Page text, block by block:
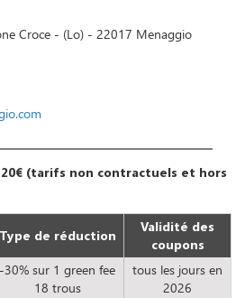
Croce - (Lo) - 22017 Menaggio
(tarifs non contractuels et hors
Type de réduction
Validité des
coupons
-30% sur 1 green fee
18 trous
tous les jours en
2026